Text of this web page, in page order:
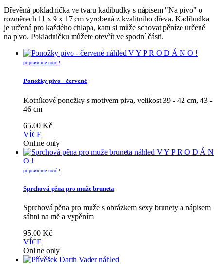
Dřevěná pokladnička ve tvaru kadibudky s nápisem "Na pivo" o
rozměrech 11 x 9 x 17 cm vyrobená z kvalitního dřeva. Kadibudka
je určená pro každého chlapa, kam si může schovat pěníze určené
na pivo. Pokladničku můžete otevřít ve spodní části.
náhled V Y P R O D Á N O !
připravujme nové !
Ponožky pivo - červené
Kotníkové ponožky s motivem piva, velikost 39 - 42 cm, 43 -
46 cm
65.00 Kč
VÍCE
Online only
náhled V Y P R O D Á N
O !
připravujme nové !
Sprchová pěna pro muže bruneta
Sprchová pěna pro muže s obrázkem sexy brunety a nápisem
sáhni na mě a vypěním
95.00 Kč
VÍCE
Online only
náhled